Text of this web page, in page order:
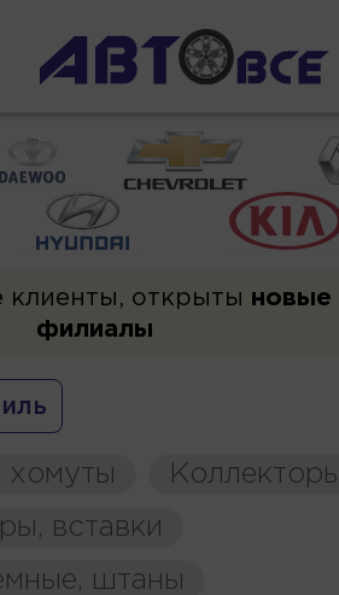
клиенты, открыты новые
филиалы
хомуты
вставки
штаны